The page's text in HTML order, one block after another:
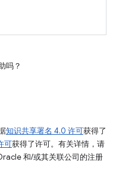
吗？
知识共享署名 4.0 许可获得了
可获得了许可。有关详情，请
和/或其关联公司的注册